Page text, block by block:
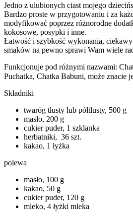
Jedno z ulubionych ciast mojego
Bardzo proste w przygotowaniu i za
modyfikować poprzez różnorodne
kokosowe, posypki i inne.
Łatwość i szybkość wykonania,
smaków na pewno sprawi Wam wiele
Funkcjonuje pod różnymi nazwami:
Puchatka, Chatka Babuni, może znacie
Składniki
twaróg tłusty lub półtłusty, 500 g
masło, 200 g
cukier puder, 1 szklanka
herbatniki, 36 szt.
kakao, 1 łyżka
polewa
masło, 100 g
kakao, 50 g
cukier puder, 120 g
mleko, 4 łyżki mleka